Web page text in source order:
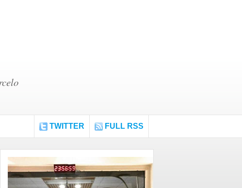
TWITTER FULL RSS